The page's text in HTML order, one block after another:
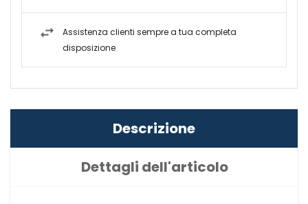
Assistenza clienti sempre a tua completa
disposizione
Descrizione
Dettagli dell'articolo